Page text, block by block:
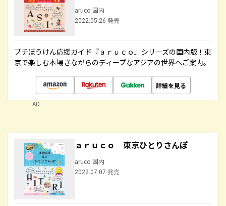
aruco 国内
2022.05.26 発売
プチぼうけん応援ガイド『ａｒｕｃｏ』シリーズの国内版！東
京で楽しむ本場さながらのディープなアジアの世界へご案内。
詳細を見る
AD
ａｒｕｃｏ 東京ひとりさんぽ
aruco 国内
2022.07.07 発売